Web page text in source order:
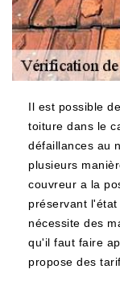
Il est possible
toiture dans le
défaillances au
plusieurs
couvreur a la
préservant
nécessite des
qu'il faut faire
propose des